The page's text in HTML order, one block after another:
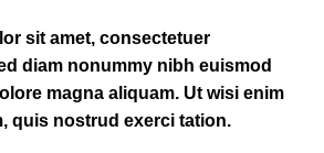
sit amet, consectetuer
diam nonummy nibh euismod
magna aliquam. Ut wisi enim
quis nostrud exerci tation.